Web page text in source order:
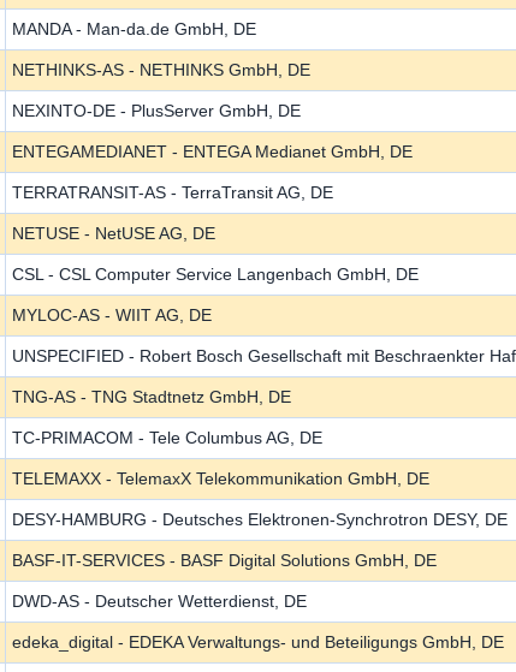
MANDA - Man-da.de GmbH, DE
NETHINKS-AS - NETHINKS GmbH, DE
NEXINTO-DE - PlusServer GmbH, DE
ENTEGAMEDIANET - ENTEGA Medianet GmbH, DE
TERRATRANSIT-AS - TerraTransit AG, DE
NETUSE - NetUSE AG, DE
CSL - CSL Computer Service Langenbach GmbH, DE
MYLOC-AS - WIIT AG, DE
UNSPECIFIED - Robert Bosch Gesellschaft mit Beschraenkter
TNG-AS - TNG Stadtnetz GmbH, DE
TC-PRIMACOM - Tele Columbus AG, DE
TELEMAXX - TelemaxX Telekommunikation GmbH, DE
DESY-HAMBURG - Deutsches Elektronen-Synchrotron DESY, DE
BASF-IT-SERVICES - BASF Digital Solutions GmbH, DE
DWD-AS - Deutscher Wetterdienst, DE
edeka_digital - EDEKA Verwaltungs- und Beteiligungs GmbH, DE